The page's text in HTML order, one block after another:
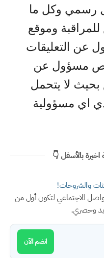
رسمي وكل ما
وموقع
عن التعليقات
مسؤول عن
بحيث لا يتحمل
اي مسؤولية
اخيرة بالأسفل 👇
والشروحات!
الاجتماعي لتكون أول من
وحصري.
انضم الآن